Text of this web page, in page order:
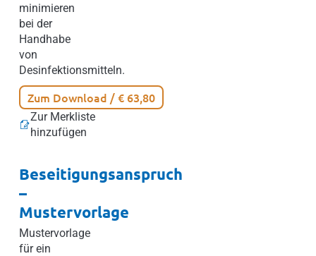
minimieren
bei der
Handhabe
von
Desinfektionsmitteln.
Zum Download / € 63,80
Zur Merkliste
hinzufügen
Beseitigungsanspruch
–
Mustervorlage
Mustervorlage
für ein